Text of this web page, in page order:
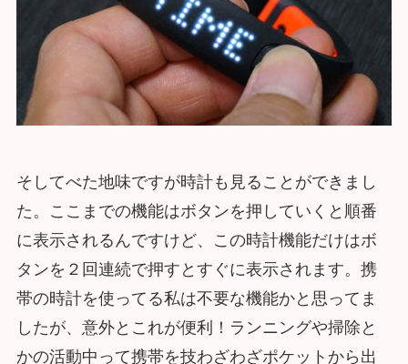
そしてべた地味ですが時計も見ることができまし
た。ここまでの機能はボタンを押していくと順番
に表示されるんですけど、この時計機能だけはボ
タンを２回連続で押すとすぐに表示されます。携
帯の時計を使ってる私は不要な機能かと思ってま
したが、意外とこれが便利！ランニングや掃除と
かの活動中って携帯を技わざわざポケットから出